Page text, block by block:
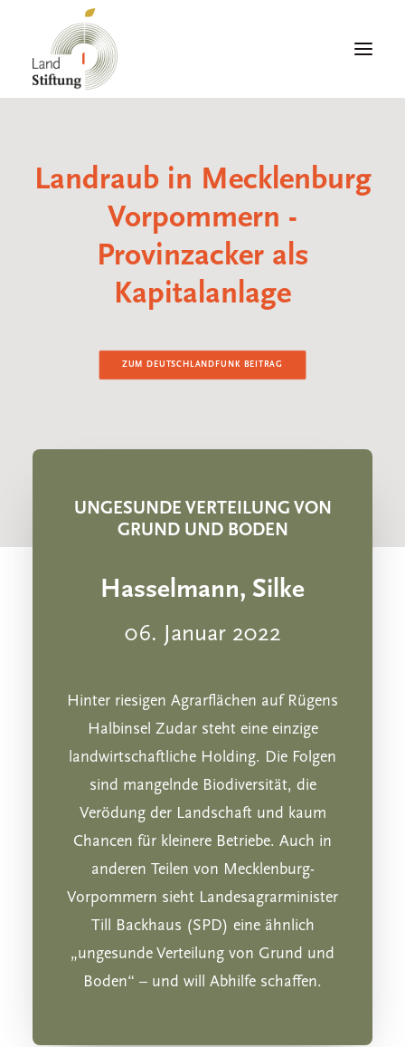
VIELFALT AKTIV GESTALTEN
LANDSTIFTER*IN WERDEN
UNSERE MASSNAHMEN UND
FLÄCHENVERWALTUNG UND
AKTUELLES UND
DIE BAUMSCHULE DER
LANDSTIFTUNG
LANDSTIFTUNGS CIDRE
Landraub in Mecklenburg
Vorpommern -
Provinzacker als
Kapitalanlage
ZUM DEUTSCHLANDFUNK BEITRAG
UNGESUNDE VERTEILUNG VON
GRUND UND BODEN
Hasselmann, Silke
06. Januar 2022
Hinter riesigen Agrarflächen auf Rügens
Halbinsel Zudar steht eine einzige
landwirtschaftliche Holding. Die Folgen
sind mangelnde Biodiversität, die
Verödung der Landschaft und kaum
Chancen für kleinere Betriebe. Auch in
anderen Teilen von Mecklenburg-
Vorpommern sieht Landesagrarminister
Till Backhaus (SPD) eine ähnlich
„ungesunde Verteilung von Grund und
Boden“ – und will Abhilfe schaffen.